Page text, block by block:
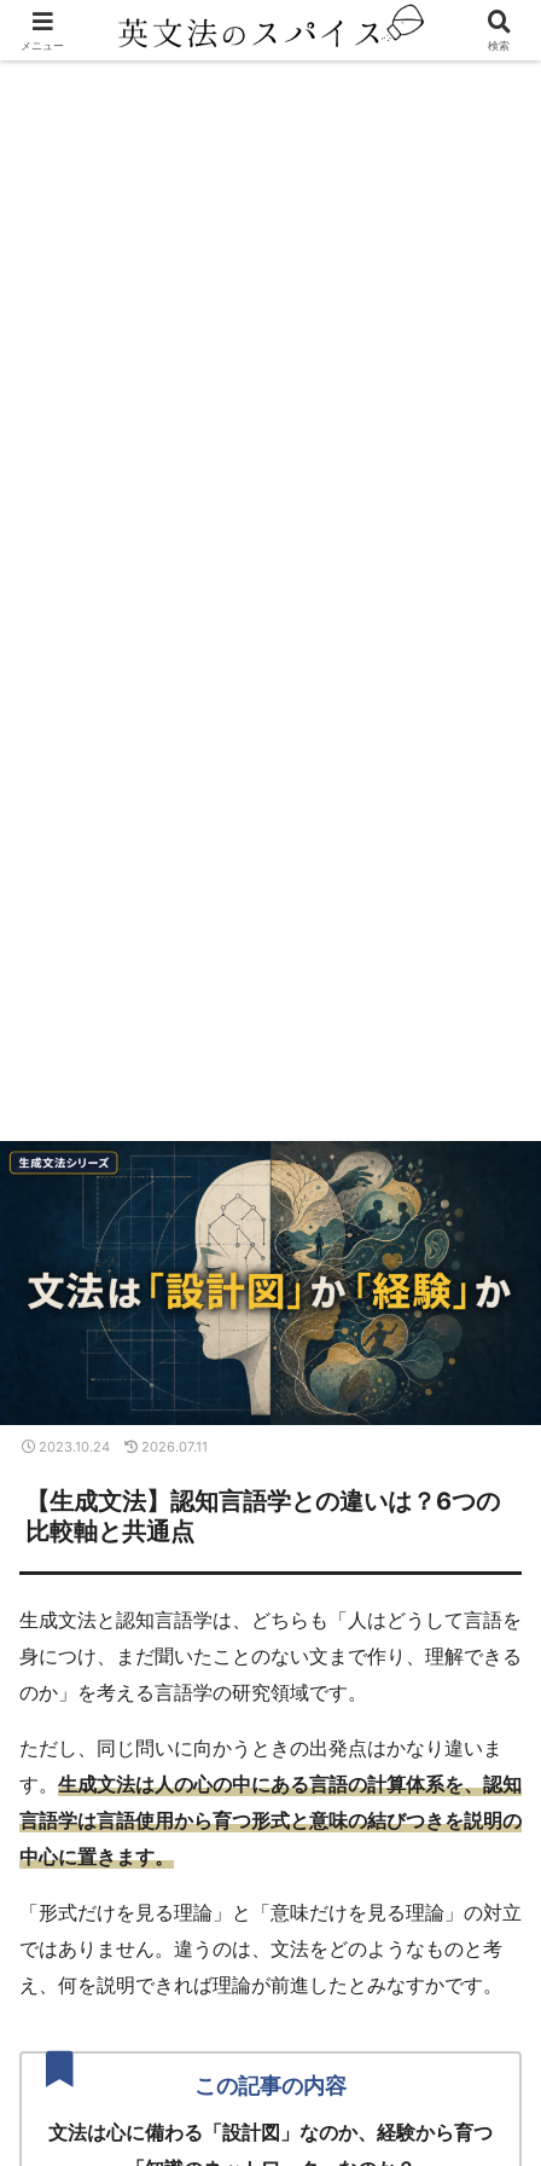
【生成文法】認知言語学との違いは？6つの
比較軸と共通点
2023.10.24 2026.07.11
生成文法と認知言語学は、どちらも「人はどうして言語を
身につけ、まだ聞いたことのない文まで作り、理解できる
のか」を考える言語学の研究領域です。
ただし、同じ問いに向かうときの出発点はかなり違いま
す。 生成文法は人の心の中にある言語の計算体系を、認知
言語学は言語使用から育つ形式と意味の結びつきを説明の
中心に置きます。
「形式だけを見る理論」と「意味だけを見る理論」の対立
ではありません。違うのは、文法をどのようなものと考
え、何を説明できれば理論が前進したとみなすかです。
文法は心に備わる「設計図」なのか、経験から育つ
メニュー 検索